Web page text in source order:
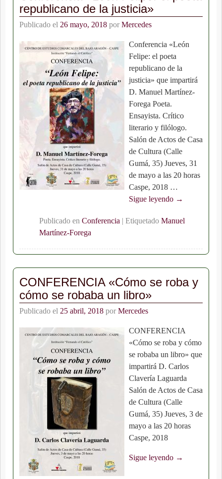
republicano de la justicia»
Publicado el 26 mayo, 2018 por Mercedes
Conferencia «León
Felipe: el poeta
republicano de la
justicia» que impartirá
D. Manuel Martínez-
Forega Poeta.
Ensayista. Crítico
literario y filólogo.
Salón de Actos de Casa
de Cultura (Calle
Gumá, 35) Jueves, 31
de mayo a las 20 horas
Caspe, 2018 …
Sigue leyendo →
Publicado en Conferencia | Etiquetado Manuel
Martínez-Forega
CONFERENCIA «Cómo se roba y
cómo se robaba un libro»
Publicado el 25 abril, 2018 por Mercedes
CONFERENCIA
«Cómo se roba y cómo
se robaba un libro» que
impartirá D. Carlos
Clavería Laguarda
Salón de Actos de Casa
de Cultura (Calle
Gumá, 35) Jueves, 3 de
mayo a las 20 horas
Caspe, 2018
Sigue leyendo →